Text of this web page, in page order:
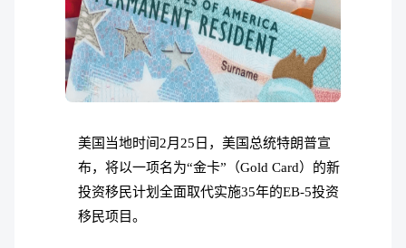
美国当地时间2月25日，美国总统特朗普宣
布，将以一项名为“金卡”（Gold Card）的新
投资移民计划全面取代实施35年的EB-5投资
移民项目。